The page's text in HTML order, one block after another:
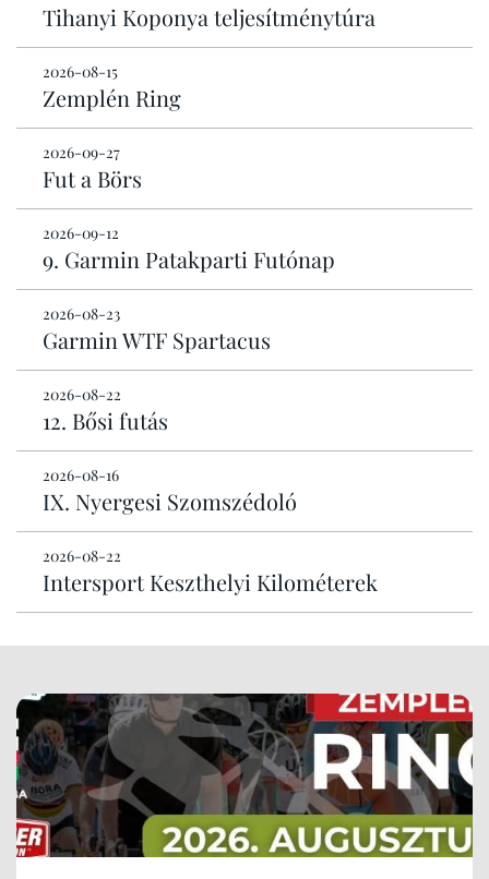
Tihanyi Koponya teljesítménytúra
2026-08-15
Zemplén Ring
2026-09-27
Fut a Börs
2026-09-12
9. Garmin Patakparti Futónap
2026-08-23
Garmin WTF Spartacus
2026-08-22
12. Bősi futás
2026-08-16
IX. Nyergesi Szomszédoló
2026-08-22
Intersport Keszthelyi Kilométerek